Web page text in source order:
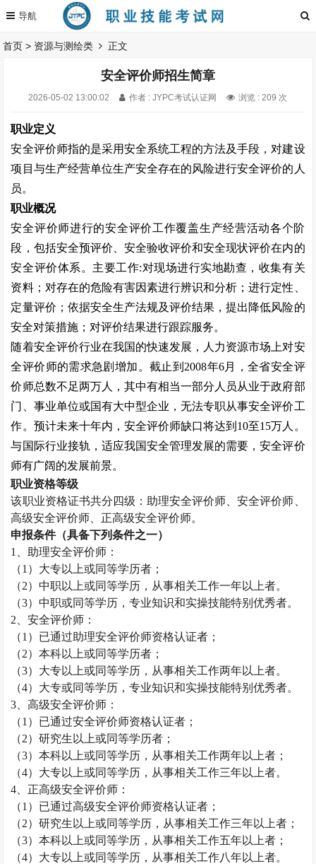
首页 > 资源与测绘类 正文
安全评价师招生简章
2026-05-02 13:00:02 作者 : JYPC考试认证网 浏览 : 209 次
职业定义
安全评价师指的是采用安全系统工程的方法及手段，对建设
项目与生产经营单位生产安全存在的风险进行安全评价的人
员。
职业概况
安全评价师进行的安全评价工作覆盖生产经营活动各个阶
段，包括安全预评价、安全验收评价和安全现状评价在内的
安全评价体系。主要工作:对现场进行实地勘查，收集有关
资料；对存在的危险有害因素进行辨识和分析；进行定性、
定量评价；依据安全生产法规及评价结果，提出降低风险的
安全对策措施；对评价结果进行跟踪服务。
随着安全评价行业在我国的快速发展，人力资源市场上对安
全评价师的需求急剧增加。截止到 2008年6月，全省安全评
价师总数不足两万人，其中有相当一部分人员从业于政府部
门、事业单位或国有大中型企业，无法专职从事安全评价工
作。预计未来十年内，安全评价师缺口将达到 10至15万人。
与国际行业接轨，适应我国安全管理发展的需要，安全评价
师有广阔的发展前景。
职业资格等级
该职业资格证书共分四级：助理安全评价师、安全评价师、
高级安全评价师、正高级安全评价师。
申报条件（具备下列条件之一）
1
、助理安全评价师：
（1 ）大专以上或同等学历者；
（2）中职以上或同等学历，从事相关工作一年以上者。
（3）中职或同等学历，专业知识和实操技能特别优秀者。
2 、安全评价师：
（1 ）已通过助理安全评价师资格认证者；
（2）本科以上或同等学历者；
（3）大专以上或同等学历，从事相关工作两年以上者。
（4）大专或同等学历，专业知识和实操技能特别优秀者。
3 、高级安全评价师：
（1 ）已通过安全评价师资格认证者；
（2）研究生以上或同等学历者；
（3）本科以上或同等学历，从事相关工作两年以上者；
（4）大专以上或同等学历，从事相关工作三年以上者。
4 、正高级安全评价师：
（1 ）已通过高级安全评价师资格认证者；
（2）研究生以上或同等学历，从事相关工作三年以上者；
（3）本科以上或同等学历，从事相关工作五年以上者；
（4）大专以上或同等学历，从事相关工作八年以上者。